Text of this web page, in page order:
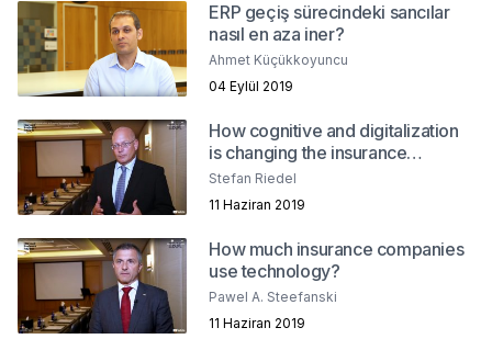
ERP geçiş sürecindeki sancılar
nasıl en aza iner?
Ahmet Küçükkoyuncu
04 Eylül 2019
How cognitive and digitalization
is changing the insurance
industry?
Stefan Riedel
11 Haziran 2019
How much insurance companies
use technology?
Pawel A. Steefanski
11 Haziran 2019